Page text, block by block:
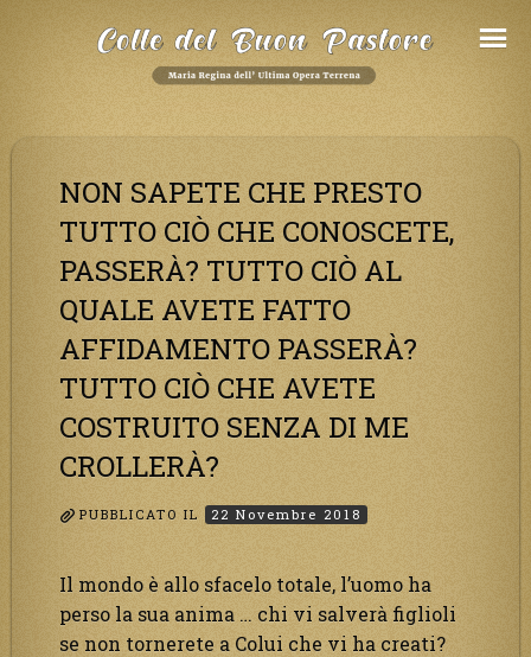
NON SAPETE CHE PRESTO
TUTTO CIÒ CHE CONOSCETE,
PASSERÀ? TUTTO CIÒ AL
QUALE AVETE FATTO
AFFIDAMENTO PASSERÀ?
TUTTO CIÒ CHE AVETE
COSTRUITO SENZA DI ME
CROLLERÀ?
PUBBLICATO IL 22 Novembre 2018
Il mondo è allo sfacelo totale, l’uomo ha
perso la sua anima … chi vi salverà figlioli
se non tornerete a Colui che vi ha creati?